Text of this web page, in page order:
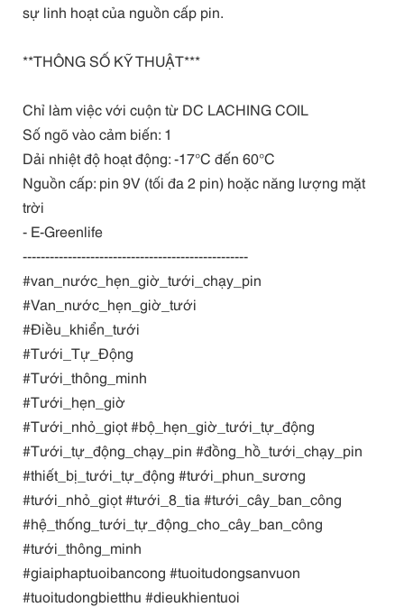
sự linh hoạt của nguồn cấp pin.
**THÔNG SỐ KỸ THUẬT***
Chỉ làm việc với cuộn từ DC LACHING COIL
Số ngõ vào cảm biến: 1
Dải nhiệt độ hoạt động: -17°C đến 60°C
Nguồn cấp: pin 9V (tối đa 2 pin) hoặc năng lượng mặt
trời
- E-Greenlife
--------------------------------------------------
#van_nước_hẹn_giờ_tưới_chạy_pin
#Van_nước_hẹn_giờ_tưới
#Điều_khiển_tưới
#Tưới_Tự_Động
#Tưới_thông_minh
#Tưới_hẹn_giờ
#Tưới_nhỏ_giọt #bộ_hẹn_giờ_tưới_tự_động
#Tưới_tự_động_chạy_pin #đồng_hồ_tưới_chạy_pin
#thiết_bị_tưới_tự_động #tưới_phun_sương
#tưới_nhỏ_giọt #tưới_8_tia #tưới_cây_ban_công
#hệ_thống_tưới_tự_động_cho_cây_ban_công
#tưới_thông_minh
#giaiphaptuoibancong #tuoitudongsanvuon
#tuoitudongbietthu #dieukhientuoi